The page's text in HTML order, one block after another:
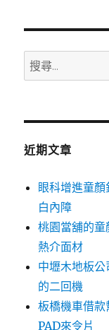
搜
尋
鍵
近期文章
眼科增進童
白內障
桃園當舖的
熱介面材
中壢木地板
的二回機
板橋機車借
PAD來令片